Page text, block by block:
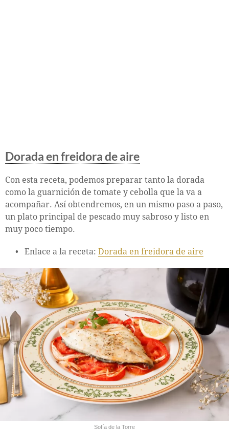
Dorada en freidora de aire
Con esta receta, podemos preparar tanto la dorada
como la guarnición de tomate y cebolla que la va a
acompañar. Así obtendremos, en un mismo paso a paso,
un plato principal de pescado muy sabroso y listo en
muy poco tiempo.
Enlace a la receta: Dorada en freidora de aire
Sofía de la Torre